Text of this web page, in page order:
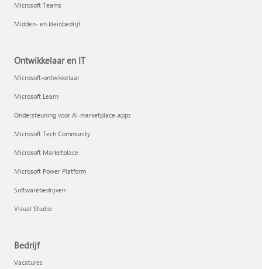
Microsoft Teams
Midden- en kleinbedrijf
Ontwikkelaar en IT
Microsoft-ontwikkelaar
Microsoft Learn
Ondersteuning voor AI-marketplace-apps
Microsoft Tech Community
Microsoft Marketplace
Microsoft Power Platform
Softwarebedrijven
Visual Studio
Bedrijf
Vacatures